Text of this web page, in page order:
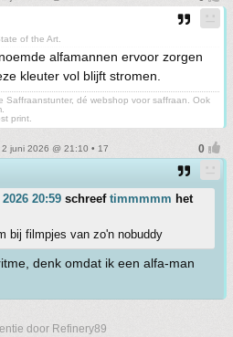
of the Art.
alfamannen ervoor zorgen
kleuter vol blijft stromen.
Saffraanstunter, dé webshop voor saffraan. Ook
print.
2 juni 2026 @ 21:10 • 17
20:59 schreef timmmmm het
bij filmpjes van zo'n nobuddy
denk omdat ik een alfa-man
door Refinery89